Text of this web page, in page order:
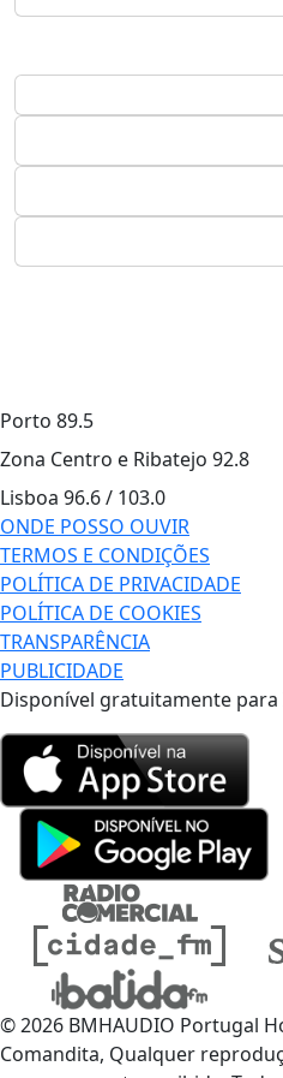
Porto 89.5
Zona Centro e Ribatejo 92.8
Lisboa 96.6 / 103.0
ONDE POSSO OUVIR
TERMOS E CONDIÇÕES
POLÍTICA DE PRIVACIDADE
POLÍTICA DE COOKIES
TRANSPARÊNCIA
PUBLICIDADE
Disponível gratuitamente
© 2026 BMHAUDIO Portugal
Comandita, Qualquer